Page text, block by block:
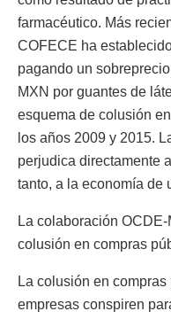
farmacéutico. Más
COFECE ha
pagando un
MXN por guantes de
esquema de colusión
los años 2009 y 2015.
perjudica directamente
tanto, a la economía de
La colaboración
colusión en compras
La colusión en
empresas conspiren